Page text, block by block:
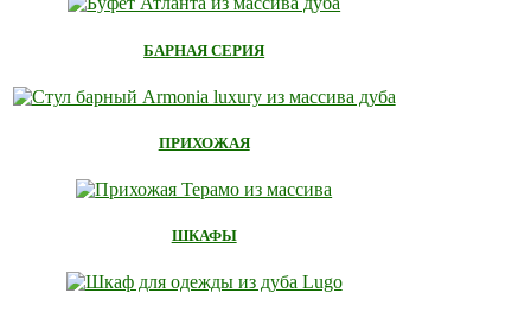
БАРНАЯ СЕРИЯ
ПРИХОЖАЯ
ШКАФЫ